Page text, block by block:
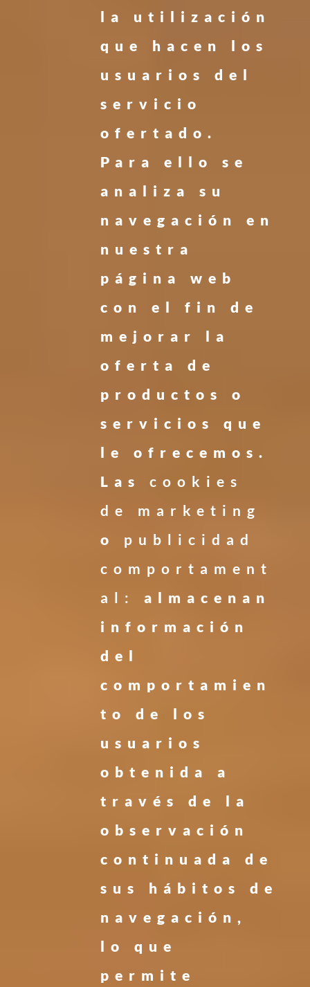
la utilización
que hacen los
usuarios del
servicio
ofertado.
Para ello se
analiza su
navegación en
nuestra
página web
con el fin de
mejorar la
oferta de
productos o
servicios que
le ofrecemos.
Las cookies
de marketing
o publicidad
comportament
al:
almacenan
información
del
comportamien
to de los
usuarios
obtenida a
través de la
observación
continuada de
sus hábitos de
navegación,
lo que
permite